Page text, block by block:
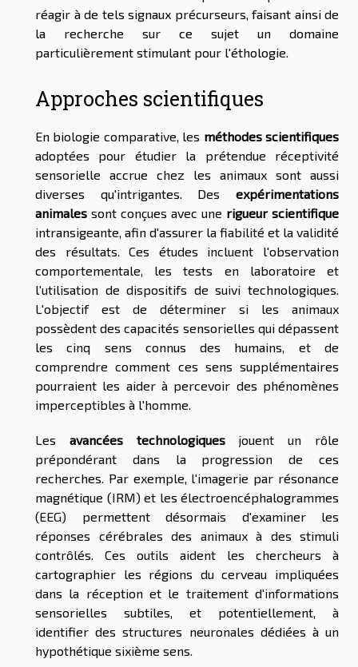
réagir à de tels signaux précurseurs, faisant ainsi de
la recherche sur ce sujet un domaine
particulièrement stimulant pour l'éthologie.
Approches scientifiques
En biologie comparative, les méthodes scientifiques
adoptées pour étudier la prétendue réceptivité
sensorielle accrue chez les animaux sont aussi
diverses qu'intrigantes. Des expérimentations
animales sont conçues avec une rigueur scientifique
intransigeante, afin d'assurer la fiabilité et la validité
des résultats. Ces études incluent l'observation
comportementale, les tests en laboratoire et
l'utilisation de dispositifs de suivi technologiques.
L'objectif est de déterminer si les animaux
possèdent des capacités sensorielles qui dépassent
les cinq sens connus des humains, et de
comprendre comment ces sens supplémentaires
pourraient les aider à percevoir des phénomènes
imperceptibles à l'homme.
Les avancées technologiquesjouent un rôle
prépondérant dans la progression de ces
recherches. Par exemple, l'imagerie par résonance
magnétique (IRM) et les électroencéphalogrammes
(EEG) permettent désormais d'examiner les
réponses cérébrales des animaux à des stimuli
contrôlés. Ces outils aident les chercheurs à
cartographier les régions du cerveau impliquées
dans la réception et le traitement d'informations
sensorielles subtiles, et potentiellement, à
identifier des structures neuronales dédiées à un
hypothétique sixième sens.